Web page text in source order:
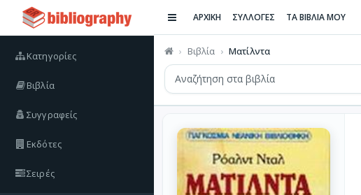
Κατηγορίες
Βιβλία
Συγγραφείς
Εκδότες
Σειρές
ΑΡΧΙΚΗ ΣΥΛΛΟΓΕΣ ΤΑ ΒΙΒΛΙΑ ΜΟΥ
Βιβλία Ματίλντα